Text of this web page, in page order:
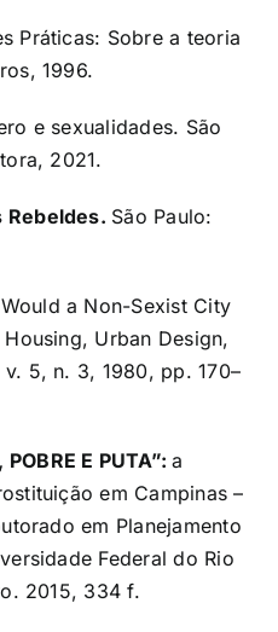
Práticas: Sobre a teoria
1996.
e sexualidades. São
2021.
Rebeldes. São Paulo:
a Non-Sexist City
Urban Design,
v. 5, n. 3, 1980, pp. 170–
POBRE E PUTA”:a
em Campinas –
em Planejamento
Federal do Rio
2015, 334 f.